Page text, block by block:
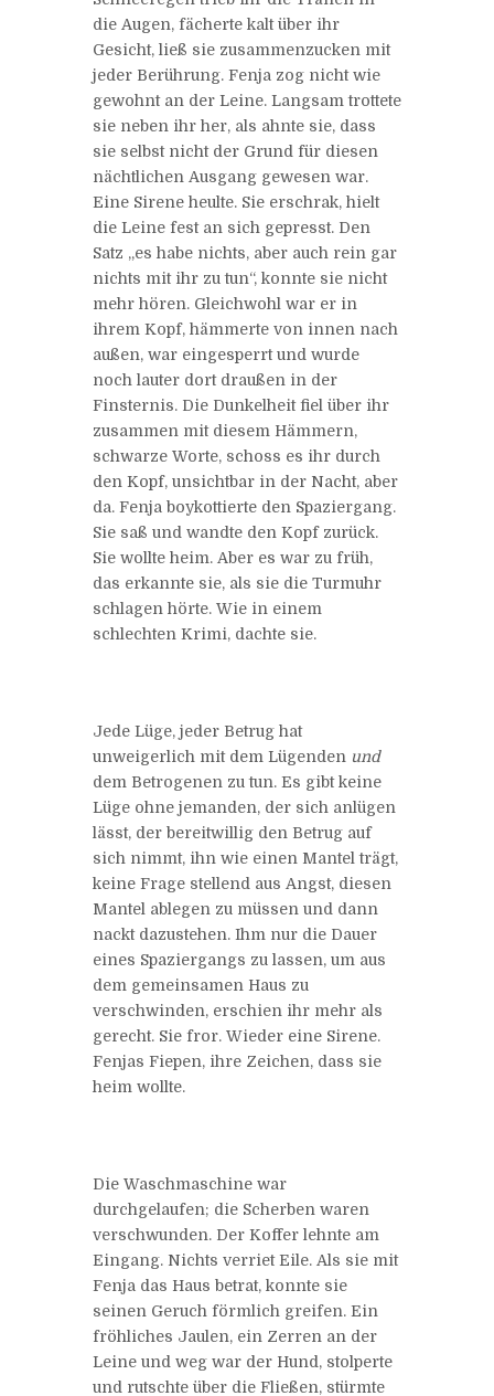
die Augen, fächerte kalt über ihr
Gesicht, ließ sie zusammenzucken mit
jeder Berührung. Fenja zog nicht wie
gewohnt an der Leine. Langsam trottete
sie neben ihr her, als ahnte sie, dass
sie selbst nicht der Grund für diesen
nächtlichen Ausgang gewesen war.
Eine Sirene heulte. Sie erschrak, hielt
die Leine fest an sich gepresst. Den
Satz „es habe nichts, aber auch rein gar
nichts mit ihr zu tun“, konnte sie nicht
mehr hören. Gleichwohl war er in
ihrem Kopf, hämmerte von innen nach
außen, war eingesperrt und wurde
noch lauter dort draußen in der
Finsternis. Die Dunkelheit fiel über ihr
zusammen mit diesem Hämmern,
schwarze Worte, schoss es ihr durch
den Kopf, unsichtbar in der Nacht, aber
da. Fenja boykottierte den Spaziergang.
Sie saß und wandte den Kopf zurück.
Sie wollte heim. Aber es war zu früh,
das erkannte sie, als sie die Turmuhr
schlagen hörte. Wie in einem
schlechten Krimi, dachte sie.
Jede Lüge, jeder Betrug hat
unweigerlich mit dem Lügenden und
dem Betrogenen zu tun. Es gibt keine
Lüge ohne jemanden, der sich anlügen
lässt, der bereitwillig den Betrug auf
sich nimmt, ihn wie einen Mantel trägt,
keine Frage stellend aus Angst, diesen
Mantel ablegen zu müssen und dann
nackt dazustehen. Ihm nur die Dauer
eines Spaziergangs zu lassen, um aus
dem gemeinsamen Haus zu
verschwinden, erschien ihr mehr als
gerecht. Sie fror. Wieder eine Sirene.
Fenjas Fiepen, ihre Zeichen, dass sie
heim wollte.
Die Waschmaschine war
durchgelaufen; die Scherben waren
verschwunden. Der Koffer lehnte am
Eingang. Nichts verriet Eile. Als sie mit
Fenja das Haus betrat, konnte sie
seinen Geruch förmlich greifen. Ein
fröhliches Jaulen, ein Zerren an der
Leine und weg war der Hund, stolperte
und rutschte über die Fließen, stürmte